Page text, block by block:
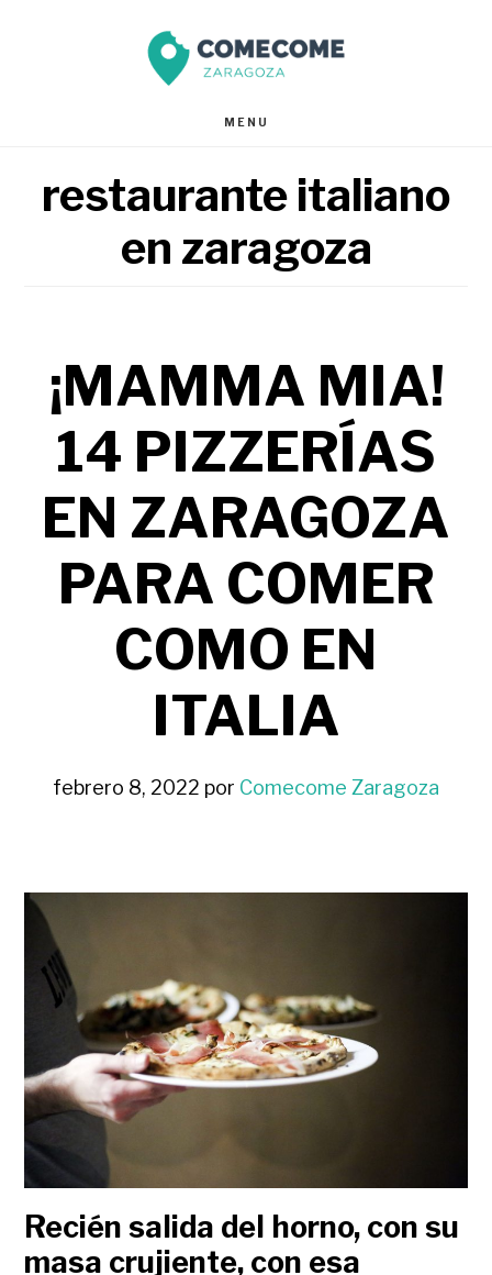
página
MENU
restaurante italiano
en zaragoza
¡MAMMA MIA!
14 PIZZERÍAS
EN ZARAGOZA
PARA COMER
COMO EN
ITALIA
febrero 8, 2022 por Comecome Zaragoza
Recién salida del horno, con su
masa crujiente, con esa